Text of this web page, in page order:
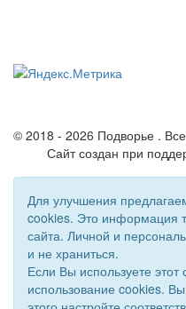
© 2018 - 2026 Подворье .
Сайт создан при
Для улучшения
cookies. Это информация
сайта. Личной и
и не храниться.
Если Вы используете
использование cookies.